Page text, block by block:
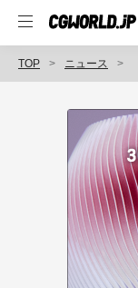
TOP ニュース